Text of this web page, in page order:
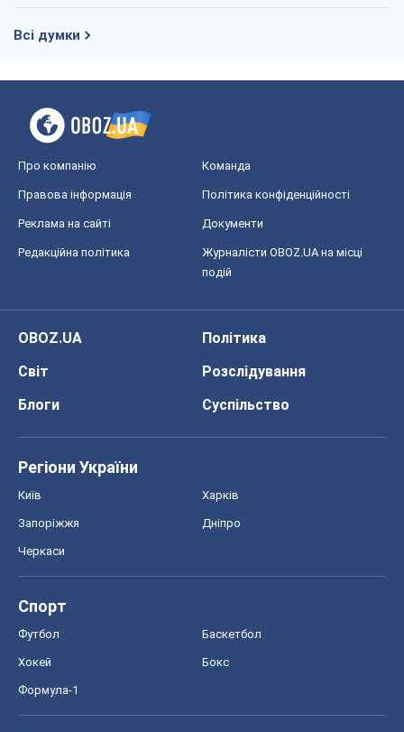
Всі думки
Про компанію Команда
Правова інформація Політика конфіденційності
Реклама на сайті Документи
Редакційна політика
Журналісти OBOZ.UA на місці
подій
OBOZ.UA
Політика
Світ
Розслідування
Блоги
Суспільство
Регіони України
Київ Харків
Запоріжжя Дніпро
Черкаси
Спорт
Футбол Баскетбол
Хокей Бокс
Формула-1